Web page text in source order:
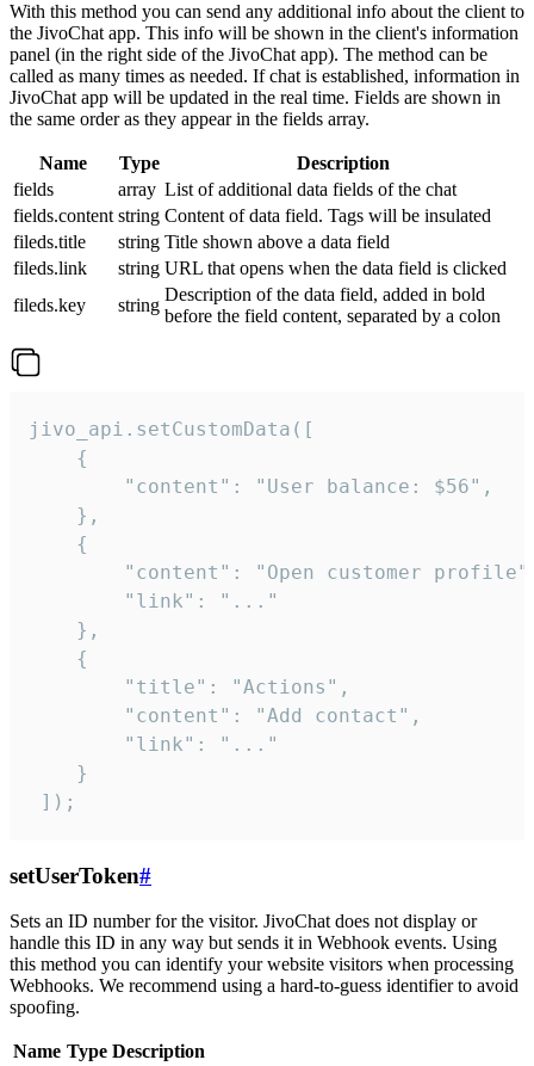
With this method you can send any additional info about the client to
the JivoChat app. This info will be shown in the client's information
panel (in the right side of the JivoChat app). The method can be
called as many times as needed. If chat is established, information in
JivoChat app will be updated in the real time. Fields are shown in
the same order as they appear in the fields array.
Name Type
Description
fields
array List of additional data fields of the chat
fields.content string Content of data field. Tags will be insulated
fileds.title
string Title shown above a data field
fileds.link
string URL that opens when the data field is clicked
fileds.key
string
Description of the data field, added in bold
before the field content, separated by a colon
jivo_api.setCustomData([
    {
        "content": "User balance: $56",
    },
    {
"content": "Open customer
        "link": "..."
    },
    {
        "title": "Actions",
        "content": "Add contact",
        "link": "..."
    }
]);
setUserToken#
Sets an ID number for the visitor. JivoChat does not display or
handle this ID in any way but sends it in Webhook events. Using
this method you can identify your website visitors when processing
Webhooks. We recommend using a hard-to-guess identifier to avoid
spoofing.
Name Type Description